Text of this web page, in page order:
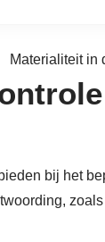
Materialiteit in
bij het